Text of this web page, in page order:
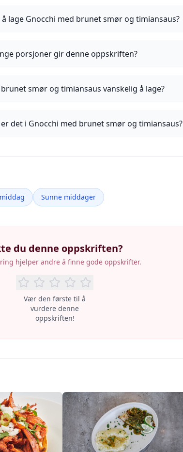
lage Gnocchi med brunet smør og timiansaus?
porsjoner gir denne oppskriften?
smør og timiansaus vanskelig å lage?
det i Gnocchi med brunet smør og timiansaus?
Sunne middager
du denne oppskriften?
hjelper andre å finne gode oppskrifter.
Vær den første til å
vurdere denne
oppskriften!